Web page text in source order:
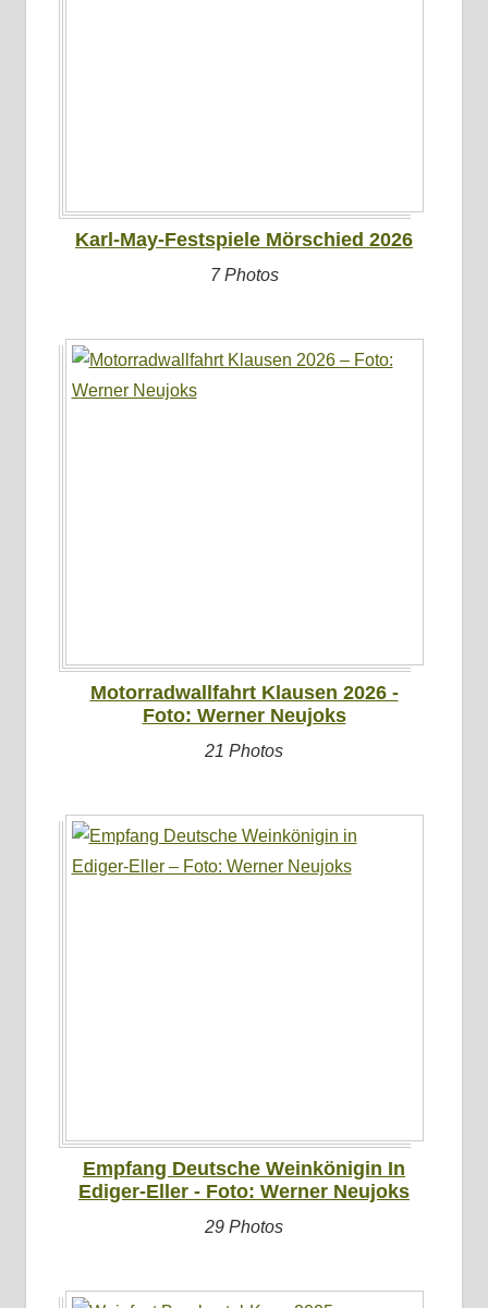
Karl-May-Festspiele Mörschied 2026
7 Photos
Motorradwallfahrt Klausen 2026 -
Foto: Werner Neujoks
21 Photos
Empfang Deutsche Weinkönigin In
Ediger-Eller - Foto: Werner Neujoks
29 Photos